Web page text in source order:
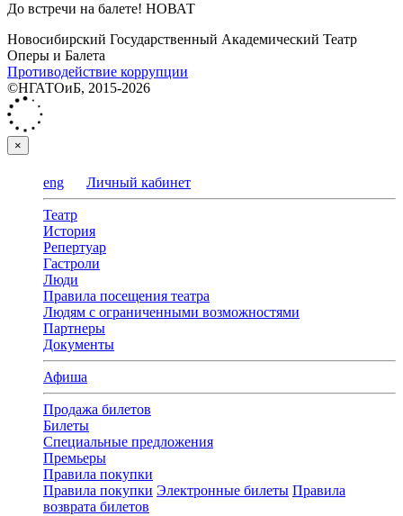
До встречи на балете! НОВАТ
Новосибирский Государственный Академический Театр
Оперы и Балета
Противодействие коррупции
©НГАТОиБ, 2015-2026
×
eng Личный кабинет
Театр
История
Репертуар
Гастроли
Люди
Правила посещения театра
Людям с ограниченными возможностями
Партнеры
Документы
Афиша
Продажа билетов
Билеты
Специальные предложения
Премьеры
Правила покупки
Правила покупки Электронные билеты Правила
возврата билетов